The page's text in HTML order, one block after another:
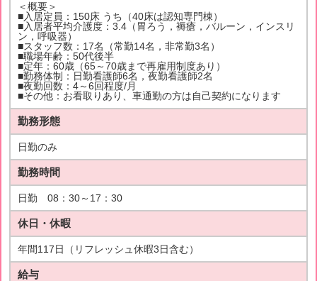
＜概要＞
■入居定員：150床 うち（40床は認知専門棟）
■入居者平均介護度：3.4（胃ろう，褥瘡，バルーン，インスリ
ン，呼吸器）
■スタッフ数：17名（常勤14名，非常勤3名）
■職場年齢：50代後半
■定年：60歳（65～70歳まで再雇用制度あり）
■勤務体制：日勤看護師6名，夜勤看護師2名
■夜勤回数：4～6回程度/月
■その他：お看取りあり、車通勤の方は自己契約になります
勤務形態
日勤のみ
勤務時間
日勤 08：30～17：30
休日・休暇
年間117日（リフレッシュ休暇3日含む）
給与